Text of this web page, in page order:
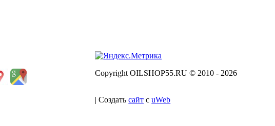
Copyright OILSHOP55.RU © 2010 - 2026
|Создатьсайт сuWeb